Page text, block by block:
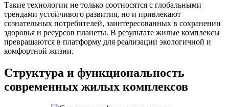
Такие технологии не только соотносятся с глобальными
трендами устойчивого развития, но и привлекают
сознательных потребителей, заинтересованных в сохранении
здоровья и ресурсов планеты. В результате жилые комплексы
превращаются в платформу для реализации экологичной и
комфортной жизни.
Структура и функциональность
современных жилых комплексов